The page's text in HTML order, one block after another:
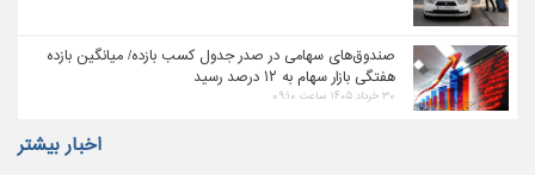
صندوق‌های سهامی در صدر جدول کسب بازده/ میانگین بازده
هفتگی بازار سهام به ۱۲ درصد رسید
۳۰ خرداد ۱۴۰۵ ساعت ۰۹:۱۰
اخبار بیشتر